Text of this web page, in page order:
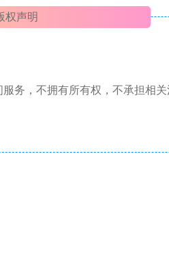
权声明
务，不拥有所有权，不承担相